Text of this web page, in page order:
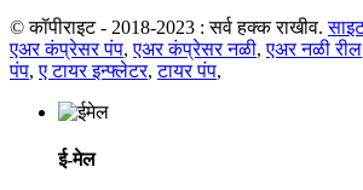
© कॉपीराइट - 2018-2023 : सर्व हक्क राखीव.
एअर कंप्रेसर पंप,एअर कंप्रेसर नळी,एअर नळी रील
पंप,ए टायर इन्फ्लेटर,टायर पंप,
ई-मेल